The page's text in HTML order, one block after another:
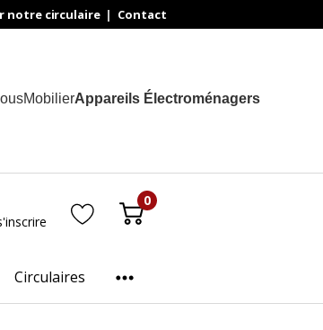
notre circulaire | Contact
MobilierAppareils Électroménagers
0
Circulaires